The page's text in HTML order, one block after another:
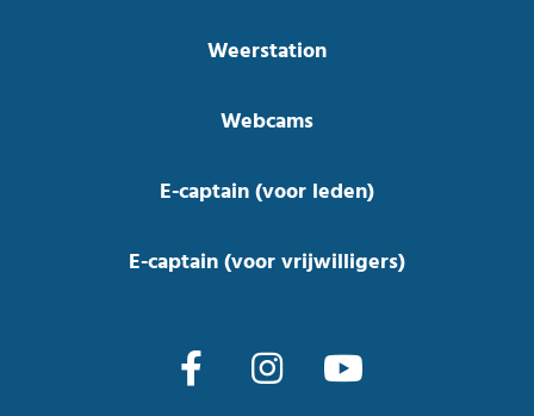
Weerstation
Webcams
E-captain (voor leden)
E-captain (voor vrijwilligers)